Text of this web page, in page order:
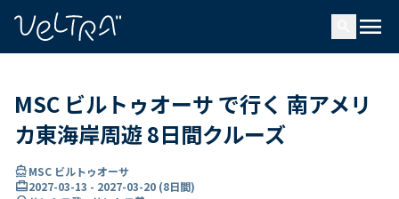
menu
MSC ビルトゥオーサ で行く 南アメリ
カ東海岸周遊 8日間クルーズ
directions_boatMSC ビルトゥオーサ
card_travel2027-03-13 - 2027-03-20 (8日間)